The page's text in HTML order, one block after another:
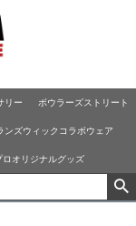
リー ボウラーズストリート
ンズウィックコラボウェア
ロオリジナルグッズ